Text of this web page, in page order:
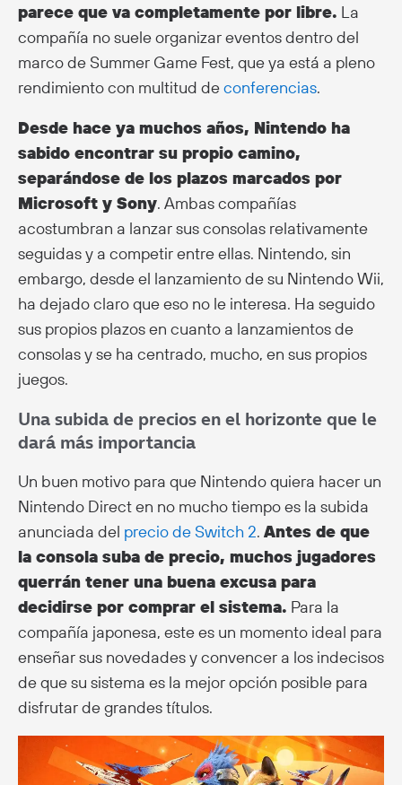
parece que va completamente por libre. La
compañía no suele organizar eventos dentro del
marco de Summer Game Fest, que ya está a pleno
rendimiento con multitud deconferencias.
Desde hace ya muchos años, Nintendo ha
sabido encontrar su propio camino,
separándose de los plazos marcados por
Microsoft y Sony. Ambas compañías
acostumbran a lanzar sus consolas relativamente
seguidas y a competir entre ellas. Nintendo, sin
embargo, desde el lanzamiento de su Nintendo Wii,
ha dejado claro que eso no le interesa. Ha seguido
sus propios plazos en cuanto a lanzamientos de
consolas y se ha centrado, mucho, en sus propios
juegos.
Una subida de precios en el horizonte que le
dará más importancia
Un buen motivo para que Nintendo quiera hacer un
Nintendo Direct en no mucho tiempo es la subida
anunciada del precio de Switch 2. Antes de que
la consola suba de precio, muchos jugadores
querrán tener una buena excusa para
decidirse por comprar el sistema. Para la
compañía japonesa, este es un momento ideal para
enseñar sus novedades y convencer a los indecisos
de que su sistema es la mejor opción posible para
disfrutar de grandes títulos.